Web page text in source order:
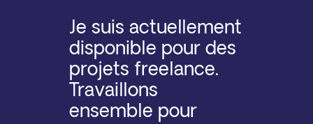
Je suis actuellement
disponible pour des
projets freelance.
Travaillons
ensemble pour